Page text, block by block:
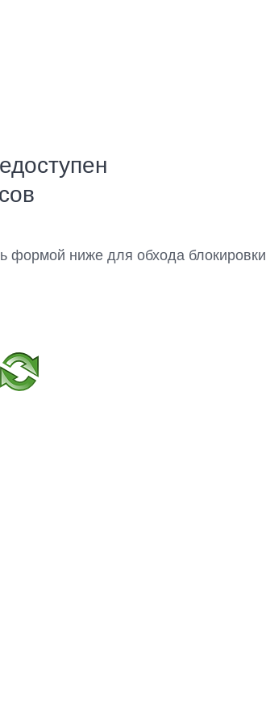
формой ниже для обхода блокировки